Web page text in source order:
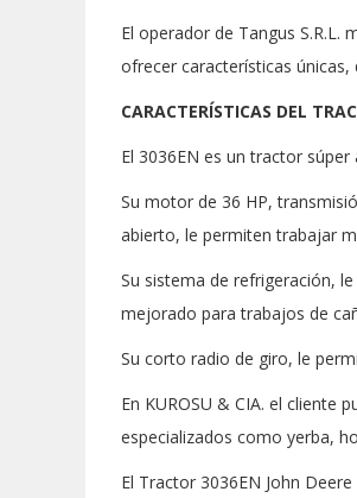
El operador de Tangus
ofrecer características
CARACTERÍSTICAS DEL
El 3036EN es un tractor
Su motor de 36 HP,
abierto, le permiten trabajar
Su sistema de refrigeración,
mejorado para trabajos de
Su corto radio de giro, le
En KUROSU & CIA. el cliente
especializados como yerba,
El Tractor 3036EN John